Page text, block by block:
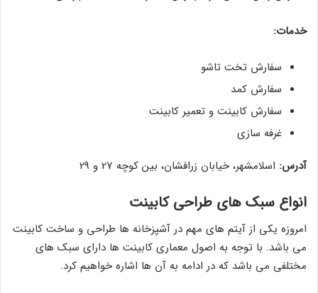
خدمات:
سفارش تخت تاشو
سفارش کمد
سفارش کابینت و تعمیر کابینت
غرفه سازی
آدرس: اسلامشهر، خیابان زرافشان، بین کوچه 27 و 29
انواع سبک های طراحی کابینت
امروزه یکی از آیتم های مهم در آشپزخانه ها طراحی و ساخت کابینت
می باشد. با توجه به اصول معماری کابینت ها دارای سبک های
مختلفی می باشد که در ادامه به آن ها اشاره خواهیم کرد.